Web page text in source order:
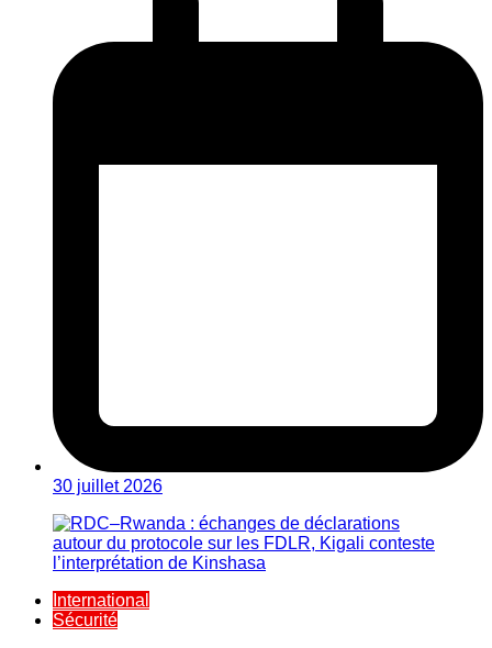
30 juillet 2026
International
Sécurité